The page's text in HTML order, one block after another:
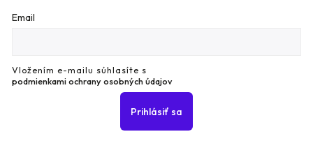
Email
Vložením e-mailu súhlasíte s
podmienkami ochrany osobných údajov
Prihlásiť sa